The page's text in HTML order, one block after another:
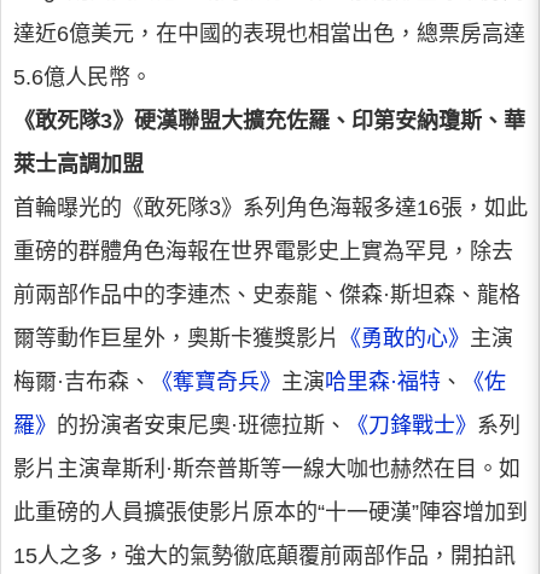
達近6億美元，在中國的表現也相當出色，總票房高達
5.6億人民幣。
《敢死隊3》硬漢聯盟大擴充佐羅、印第安納瓊斯、華
萊士高調加盟
首輪曝光的《敢死隊3》系列角色海報多達16張，如此
重磅的群體角色海報在世界電影史上實為罕見，除去
前兩部作品中的李連杰、史泰龍、傑森·斯坦森、龍格
爾等動作巨星外，奧斯卡獲獎影片
《勇敢的心》 主演
梅爾·吉布森、
《奪寶奇兵》 主演哈里森·福特 、
《佐
羅》 的扮演者安東尼奧·班德拉斯、 《刀鋒戰士》 系列
影片主演韋斯利·斯奈普斯等一線大咖也赫然在目。如
此重磅的人員擴張使影片原本的“十一硬漢”陣容增加到
15人之多，強大的氣勢徹底顛覆前兩部作品，開拍訊